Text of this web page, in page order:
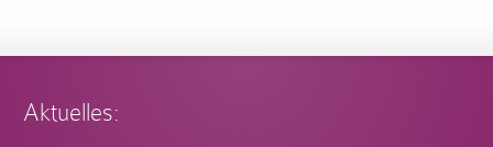
Aktuelles: